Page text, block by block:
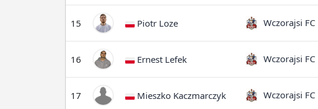
15 Piotr Loze Wczorajsi FC
16 Ernest Lefek Wczorajsi FC
17 Mieszko Kaczmarczyk Wczorajsi FC